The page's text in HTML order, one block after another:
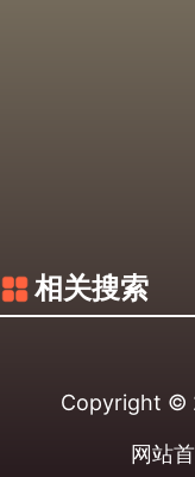
相关搜索
Copyright ©
网站